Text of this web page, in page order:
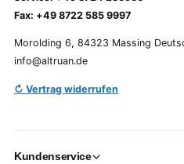
Fax: +49 8722 585 9997
Morolding 6, 84323 Massing
info@altruan.de
↻ Vertrag widerrufen
Kundenservice